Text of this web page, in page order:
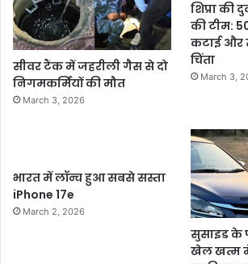
सीवर टैंक में जहरीली गैस से दो
निगमकर्मियों की मौत
March 3, 2026
शिप्रा की
की टीम:
कटाई और
चिंता
March 3,
भारत में लॉन्च हुआ सबसे सस्ता
iPhone 17e
March 2, 2026
सुसाइड के
खेल खत्म